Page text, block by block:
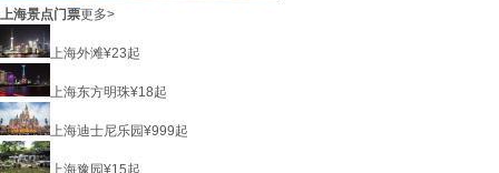
上海景点门票更多>
上海外滩¥23起
上海东方明珠¥18起
上海迪士尼乐园¥999起
上海豫园¥15起